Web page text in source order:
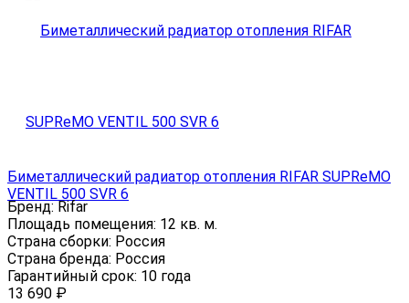
Биметаллический радиатор отопления RIFAR SUPReMO
VENTIL 500 SVR 6
Бренд:Rifar
Площадь помещения: 12 кв. м.
Страна сборки: Россия
Страна бренда: Россия
Гарантийный срок: 10 года
13 690 ₽